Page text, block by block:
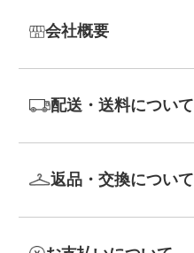
会社概要
配送・送料について
返品・交換について